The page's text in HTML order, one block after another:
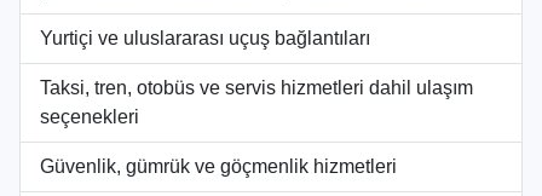
Yurtiçi ve uluslararası uçuş bağlantıları
Taksi, tren, otobüs ve servis hizmetleri dahil ulaşım
seçenekleri
Güvenlik, gümrük ve göçmenlik hizmetleri